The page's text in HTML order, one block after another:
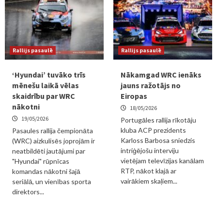
Rallijs pasaulē
‘Hyundai’ tuvāko trīs
mēnešu laikā vēlas
skaidrību par WRC
nākotni
19/05/2026
Pasaules rallija čempionāta
(WRC) aizkulisēs joprojām ir
neatbildēti jautājumi par
"Hyundai" rūpnīcas
komandas nākotni šajā
seriālā, un vienības sporta
direktors...
Rallijs pasaulē
Nākamgad WRC ienāks
jauns ražotājs no
Eiropas
18/05/2026
Portugāles rallija rīkotāju
kluba ACP prezidents
Karloss Barbosa sniedzis
intriģējošu interviju
vietējam televīzijas kanālam
RTP, nākot klajā ar
vairākiem skaļiem...